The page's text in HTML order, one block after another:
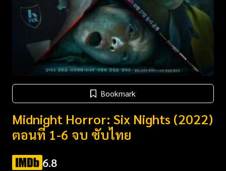
Bookmark
Midnight Horror: Six Nights (2022)
ตอนที่ 1-6 จบ ซับไทย
6.8